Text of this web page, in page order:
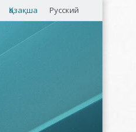
Қазақша Русский